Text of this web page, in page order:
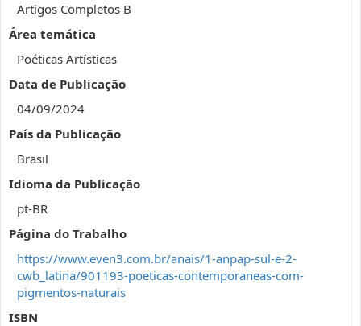
Artigos Completos B
Área temática
Poéticas Artísticas
Data de Publicação
04/09/2024
País da Publicação
Brasil
Idioma da Publicação
pt-BR
Página do Trabalho
https://www.even3.com.br/anais/1-anpap-sul-e-2-
cwb_latina/901193-poeticas-contemporaneas-com-
pigmentos-naturais
ISBN